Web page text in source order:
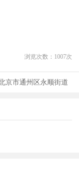
浏览次数： 1007次
京市通州区永顺街道